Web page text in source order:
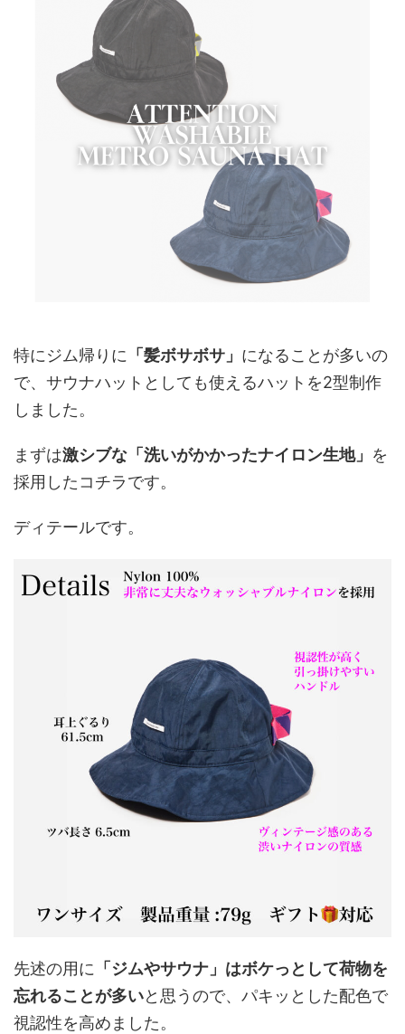
特にジム帰りに 「髪ボサボサ」 になることが多いの
で、サウナハットとしても使えるハットを2型制作
しました。
まずは激シブな「洗いがかかったナイロン生地」 を
採用したコチラです。
ディテールです。
先述の用に 「ジムやサウナ」はボケっとして荷物を
忘れることが多いと思うので、パキッとした配色で
視認性を高めました。